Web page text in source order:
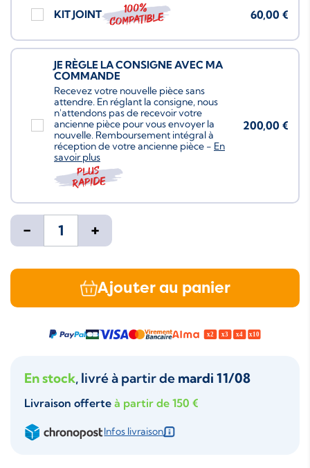
KIT JOINT 100%
compatible 60,00 €
JE RÈGLE LA CONSIGNE AVEC MA
COMMANDE
Recevez votre nouvelle pièce sans
attendre. En réglant la consigne, nous
n'attendons pas de recevoir votre
ancienne pièce pour vous envoyer la
nouvelle. Remboursement intégral à
réception de votre ancienne pièce - En
savoir plus
Plus
rapide
200,00 €
- +
Ajouter au panier
En stock, livré à partir de mardi 11/08
Livraison offerte à partir de 150 €
Infos livraison